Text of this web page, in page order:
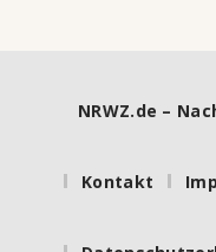
NRWZ.de –
Kontakt